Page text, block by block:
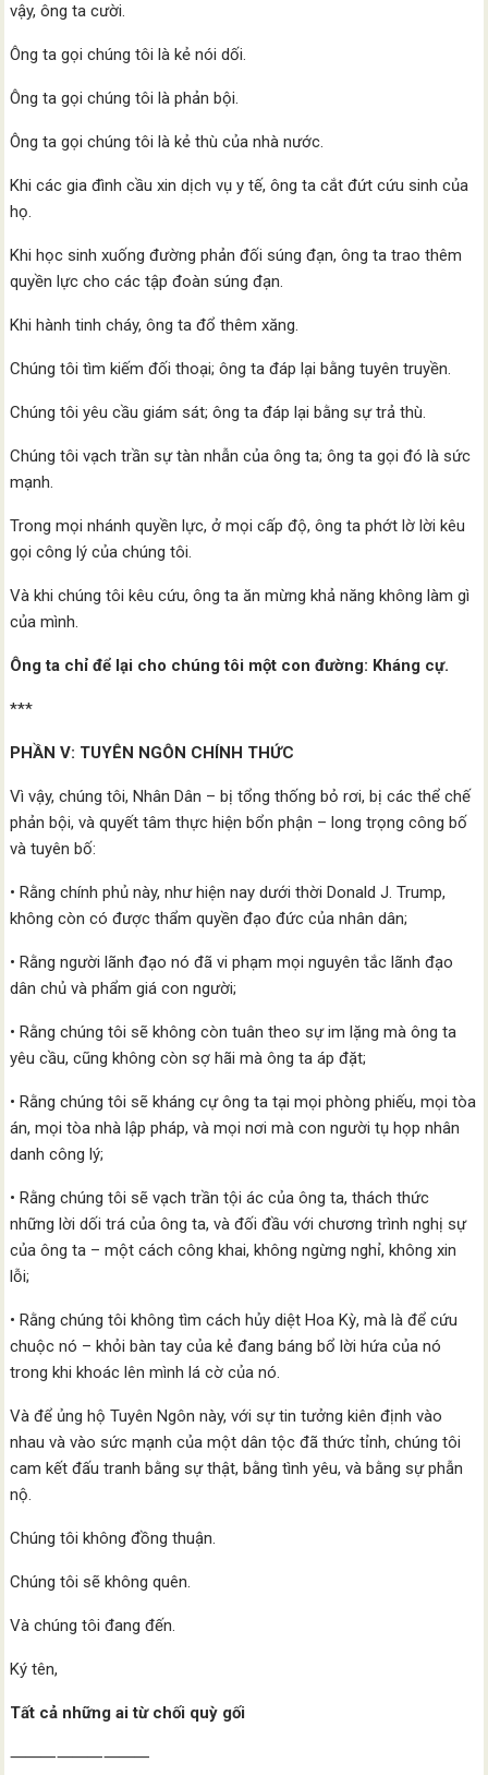
vậy, ông ta cười.
Ông ta gọi chúng tôi là kẻ nói dối.
Ông ta gọi chúng tôi là phản bội.
Ông ta gọi chúng tôi là kẻ thù của nhà nước.
Khi các gia đình cầu xin dịch vụ y tế, ông ta cắt đứt cứu sinh của
họ.
Khi học sinh xuống đường phản đối súng đạn, ông ta trao thêm
quyền lực cho các tập đoàn súng đạn.
Khi hành tinh cháy, ông ta đổ thêm xăng.
Chúng tôi tìm kiếm đối thoại; ông ta đáp lại bằng tuyên truyền.
Chúng tôi yêu cầu giám sát; ông ta đáp lại bằng sự trả thù.
Chúng tôi vạch trần sự tàn nhẫn của ông ta; ông ta gọi đó là sức
mạnh.
Trong mọi nhánh quyền lực, ở mọi cấp độ, ông ta phớt lờ lời kêu
gọi công lý của chúng tôi.
Và khi chúng tôi kêu cứu, ông ta ăn mừng khả năng không làm gì
của mình.
Ông ta chỉ để lại cho chúng tôi một con đường: Kháng cự.
***
PHẦN V: TUYÊN NGÔN CHÍNH THỨC
Vì vậy, chúng tôi, Nhân Dân – bị tổng thống bỏ rơi, bị các thể chế
phản bội, và quyết tâm thực hiện bổn phận – long trọng công bố
và tuyên bố:
• Rằng chính phủ này, như hiện nay dưới thời Donald J. Trump,
không còn có được thẩm quyền đạo đức của nhân dân;
• Rằng người lãnh đạo nó đã vi phạm mọi nguyên tắc lãnh đạo
dân chủ và phẩm giá con người;
• Rằng chúng tôi sẽ không còn tuân theo sự im lặng mà ông ta
yêu cầu, cũng không còn sợ hãi mà ông ta áp đặt;
• Rằng chúng tôi sẽ kháng cự ông ta tại mọi phòng phiếu, mọi tòa
án, mọi tòa nhà lập pháp, và mọi nơi mà con người tụ họp nhân
danh công lý;
• Rằng chúng tôi sẽ vạch trần tội ác của ông ta, thách thức
những lời dối trá của ông ta, và đối đầu với chương trình nghị sự
của ông ta – một cách công khai, không ngừng nghỉ, không xin
lỗi;
• Rằng chúng tôi không tìm cách hủy diệt Hoa Kỳ, mà là để cứu
chuộc nó – khỏi bàn tay của kẻ đang báng bổ lời hứa của nó
trong khi khoác lên mình lá cờ của nó.
Và để ủng hộ Tuyên Ngôn này, với sự tin tưởng kiên định vào
nhau và vào sức mạnh của một dân tộc đã thức tỉnh, chúng tôi
cam kết đấu tranh bằng sự thật, bằng tình yêu, và bằng sự phẫn
nộ.
Chúng tôi không đồng thuận.
Chúng tôi sẽ không quên.
Và chúng tôi đang đến.
Ký tên,
Tất cả những ai từ chối quỳ gối
⸻⸻⸻